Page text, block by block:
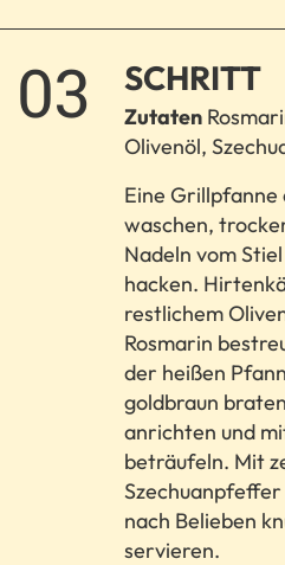
3.
SCHRITT
Zutaten
Olivenöl,
Eine Grillpfanne
waschen,
Nadeln vom
hacken.
restlichem
Rosmarin
der heißen
goldbraun
anrichten und
beträufeln. Mit
nach Belieben
servieren.